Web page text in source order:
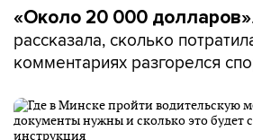
«Около 20 000 долларов»
рассказала, сколько
комментариях разгорелся